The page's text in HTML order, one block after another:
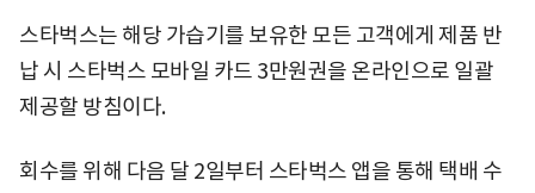
스타벅스는 해당 가습기를 보유한 모든 고객에게 제품 반
납 시 스타벅스 모바일 카드 3만원권을 온라인으로 일괄
제공할 방침이다.
회수를 위해 다음 달 2일부터 스타벅스 앱을 통해 택배 수